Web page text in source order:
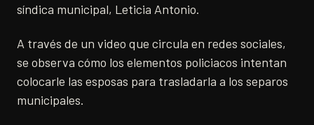
síndica municipal, Leticia Antonio.
A través de un video que circula en redes sociales,
se observa cómo los elementos policiacos intentan
colocarle las esposas para trasladarla a los separos
municipales.